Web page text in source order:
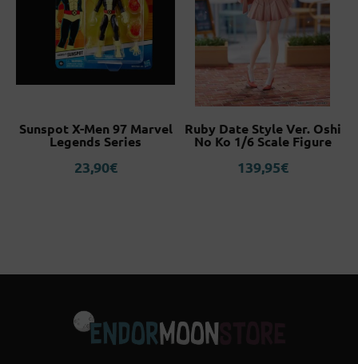
Sunspot X-Men 97 Marvel
Legends Series
23,90€
Ruby Date Style Ver. Oshi
No Ko 1/6 Scale Figure
139,95€